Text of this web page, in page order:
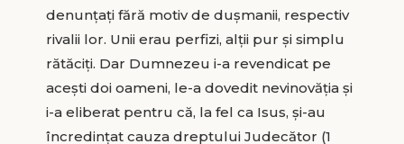
denunţaţi fără motiv de duşmanii, respectiv
rivalii lor. Unii erau perfizi, alţii pur şi simplu
rătăciţi. Dar Dumnezeu i-a revendicat pe
aceşti doi oameni, le-a dovedit nevinovăţia şi
i-a eliberat pentru că, la fel ca Isus, şi-au
încredinţat cauza dreptului Judecător (1